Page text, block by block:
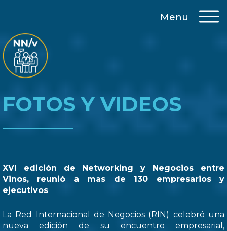
Menu
FOTOS Y VIDEOS
XVI edición de Networking y Negocios entre
Vinos, reunió a mas de 130 empresarios y
ejecutivos
La Red Internacional de Negocios (RIN) celebró una
nueva edición de su encuentro empresarial,